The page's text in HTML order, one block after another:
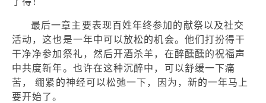
最后一章主要表现百姓年终参加的献祭以及社交
活动，这也是一年中可以放松的机会。他们打扮得干
干净净参加祭礼，然后开酒杀羊，在醉醺醺的祝福声
中共度新年。也许在这种沉醉中，可以舒缓一下痛
苦， 绷紧的神经可以松弛一下，因为，新的一年马上
要开始了。